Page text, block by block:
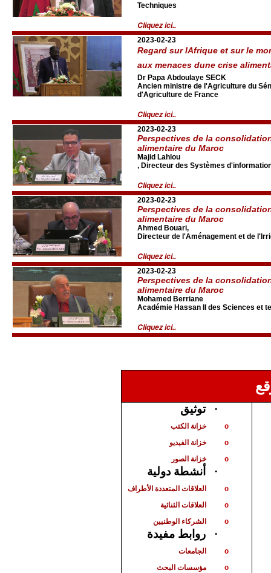
Techniques
Cliquez ici..
2023-02-23
Regard sur lAfrique et sur le
aux menaces dune crise
Dr Papa Abdoulaye SECK
Ancien ministre de l'Agriculture du
d'Agriculture de France
Cliquez ici..
2023-02-23
Perspectives de la
alimentaire du Maroc
Majid Lahlou
, Directeur des Systèmes
Cliquez ici..
2023-02-23
Perspectives de la
alimentaire du Maroc
Ahmed Bouari,
Directeur de l'Aménagement et de
Cliquez ici..
2023-02-23
Perspectives de la
alimentaire du Maroc
Mohamed Berriane
Académie Hassan II des Sciences et
Cliquez ici..
· توثيق
o خزانة الكتب
o خزانة الفيديو
o خزانة الصور
· أنشطة دولية
o العلاقات المتعددة الأطراف
o العلاقات الثنائية
o الشركاء الوطنيين
· روابط مفيدة
o الجامعات
o مؤسسات البحث